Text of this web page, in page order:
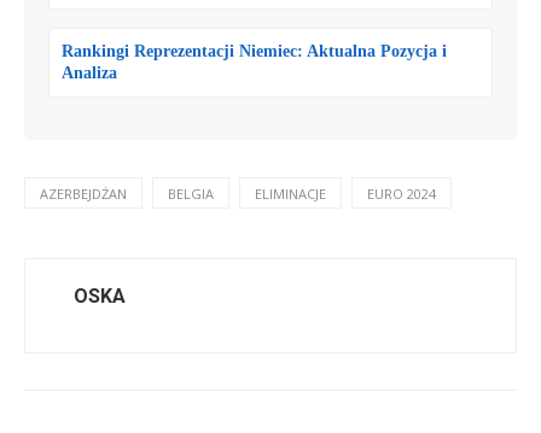
Rankingi Reprezentacji Niemiec: Aktualna Pozycja i
Analiza
AZERBEJDŻAN BELGIA ELIMINACJE EURO 2024
OSKA